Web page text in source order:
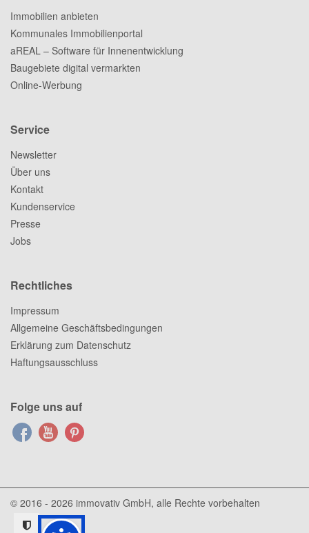
Immobilien anbieten
Kommunales Immobilienportal
aREAL – Software für Innenentwicklung
Baugebiete digital vermarkten
Online-Werbung
Service
Newsletter
Über uns
Kontakt
Kundenservice
Presse
Jobs
Rechtliches
Impressum
Allgemeine Geschäftsbedingungen
Erklärung zum Datenschutz
Haftungsausschluss
Folge uns auf
© 2016 - 2026 immovativ GmbH, alle Rechte vorbehalten